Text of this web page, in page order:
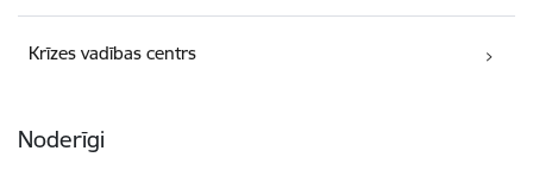
Krīzes vadības centrs
Noderīgi